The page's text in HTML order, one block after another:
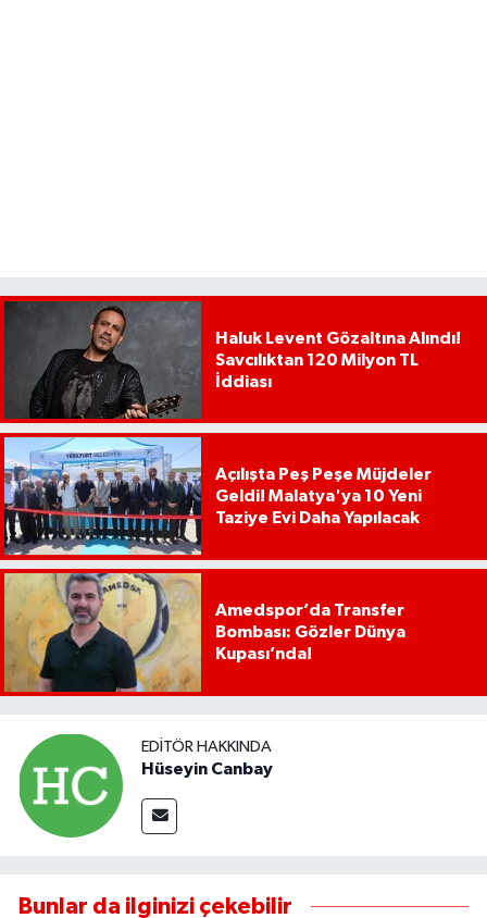
Haluk Levent Gözaltına Alındı!
Savcılıktan 120 Milyon TL
İddiası
Açılışta Peş Peşe Müjdeler
Geldi! Malatya'ya 10 Yeni
Taziye Evi Daha Yapılacak
Amedspor’da Transfer
Bombası: Gözler Dünya
Kupası’nda!
EDITÖR HAKKINDA
Hüseyin Canbay
Bunlar da ilginizi çekebilir